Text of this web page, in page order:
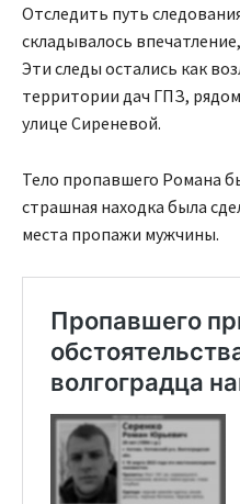
Отследить путь
складывалось
Эти следы остались как
территории дач ГПЗ,
улице Сиреневой.
Тело пропавшего Романа
страшная находка была
места пропажи мужчины.